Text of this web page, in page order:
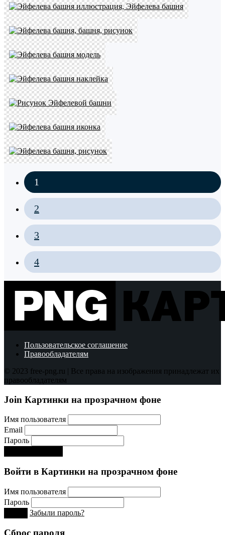
1
2
3
4
Пользовательское соглашение
Правообладателям
© 2023 free-png.ru | Все права на изображения принадлежат их
правообладателям
Join Картинки на прозрачном фоне
Имя пользователя
Email
Пароль
Войти в Картинки на прозрачном фоне
Имя пользователя
Пароль
Забыли пароль?